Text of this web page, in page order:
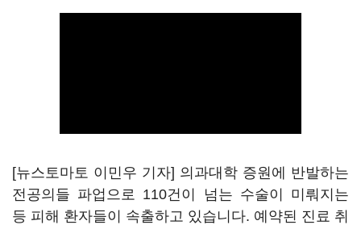
[뉴스토마토 이민우 기자] 의과대학 증원에 반발하는
전공의들 파업으로 110건이 넘는 수술이 미뤄지는
등 피해 환자들이 속출하고 있습니다. 예약된 진료 취